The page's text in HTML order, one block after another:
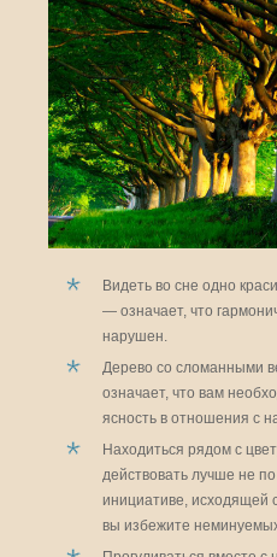
Видеть во сне одно
— означает, что
нарушен.
Дерево со сломанными
означает, что вам
ясность в отношения с
Находиться рядом с
действовать лучше не
инициативе, исходящей
вы избежите